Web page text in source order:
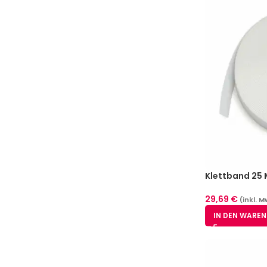
Klettband 25
29,69 € (inkl.
IN DEN